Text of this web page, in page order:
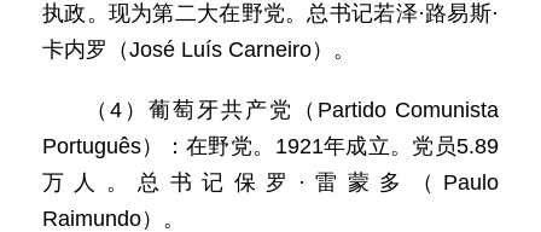
执政。现为第二大在野党。总书记若泽·路易斯·
卡内罗（José Luís Carneiro）。
（4）葡萄牙共产党（Partido Comunista
Português）：在野党。1921年成立。党员5.89
万人。总书记保罗·雷蒙多（Paulo
Raimundo）。